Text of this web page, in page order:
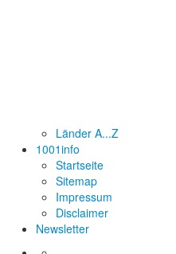
Länder A...Z
1001info
Startseite
Sitemap
Impressum
Disclaimer
Newsletter